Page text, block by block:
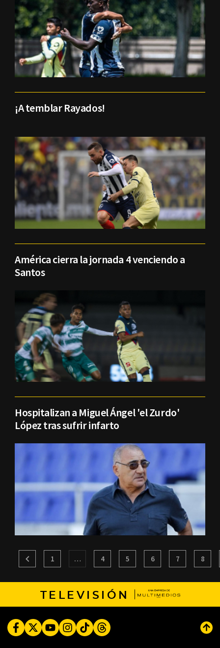
¡A temblar Rayados!
América cierra la jornada 4 venciendo a
Santos
Hospitalizan a Miguel Ángel 'el Zurdo'
López tras sufrir infarto
1 … 4 5 6 7 8
TELEVISIÓN
FacebookTwitterYoutubeInstagram
TikTokThreads